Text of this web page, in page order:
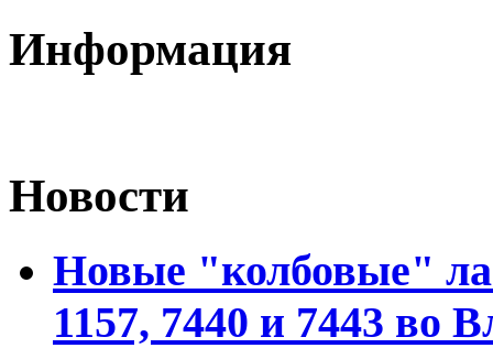
Информация
Новости
Новые "колбовые"
1157, 7440 и 7443 во